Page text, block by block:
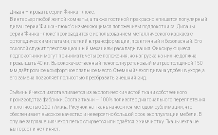
Диван – кровать серии Финка - люкс:
В интерьер любой жилой комнаты, а также гостиной прекрасно впишется популярный
диван серии 'Финка - люкс' с изменяющимся положением подлокотника. Диваны
серии 'Финка - люкс' производится с использованием металлического каркаса с
ортопедическими латами, легкий в трансформации, практичный и безопасный. Его
основой служит трехпозиционный механизм раскладывания. Фиксирующиеся
подлокотники могут принимать четыре положения, но нагрузка на них не должна
превышать 40 кг. Высококачественный пенополиуретановый матрас толщиной 150
мм даёт ровное комфортное спальное место. Съемный чехол дивана удобен в уходе, а
его замена позволяет полностью преобразить внешний вид.
Съёмный чехол изготавливается из экологически чистой ткани собственного
производства фабрики. Состав ткани – 100% полиэстер диагонального переплетения
и плотностью 220 г/м.кв. Рисунок на ткань наносится методом сублимации, что
обеспечивает высокое качество и невероятно большой срок эксплуатации мебели. В
случае загрязнения чехол легко стирается или сдаётся в химчистку. Ткань чехла не
выгорает и не линяет.